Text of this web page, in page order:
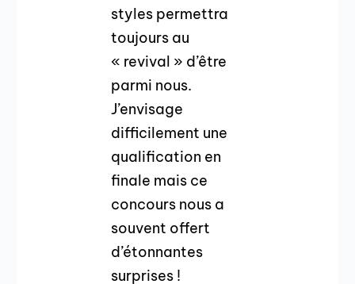
styles permettra
toujours au
« revival » d’être
parmi nous.
J’envisage
difficilement une
qualification en
finale mais ce
concours nous a
souvent offert
d’étonnantes
surprises !